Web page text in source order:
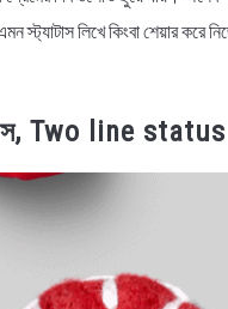
স্ট্যাটাস লিখে কিংবা শেয়ার
Two line